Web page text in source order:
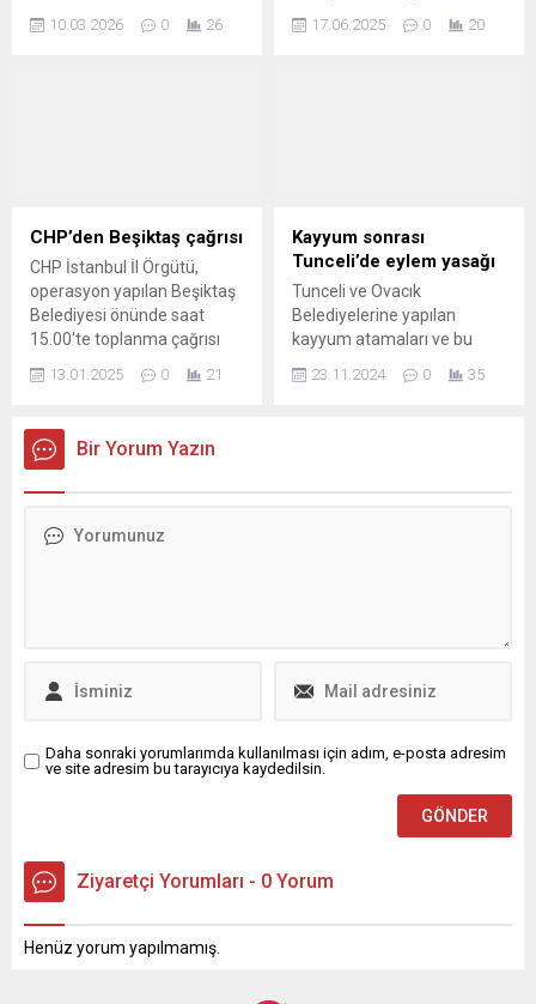
Adayı ve İBB Başkanı Ekrem
alıyorsunuz?” diye soran
İmamoğlu, “Ben ayaktayım,
siz de ayağa kalkın” diyerek
salondakileri ayağa
kalkmaya davet etti. Oturma
düzeni sorunu,
İmamoğlu’nun talep...
10.03.2026 0 26
paylaşımla tepkileri üzerine
17.06.2025 0 20
CHP’den Beşiktaş çağrısı
CHP İstanbul İl Örgütü,
operasyon yapılan Beşiktaş
Belediyesi önünde saat
15.00'te toplanma çağrısı
yaptı.
13.01.2025 0 21
Kayyum sonrası
Tunceli’de eylem yasağı
Tunceli ve Ovacık
Belediyelerine yapılan
kayyum atamaları ve bu
süreçteki eylem yasakları
hakkında güncel bilgiler.
23.11.2024 0 35
Bir Yorum Yazın
Daha sonraki yorumlarımda kullanılması için adım, e-posta adresim
ve site adresim bu tarayıcıya kaydedilsin.
Ziyaretçi Yorumları - 0 Yorum
Henüz yorum yapılmamış.